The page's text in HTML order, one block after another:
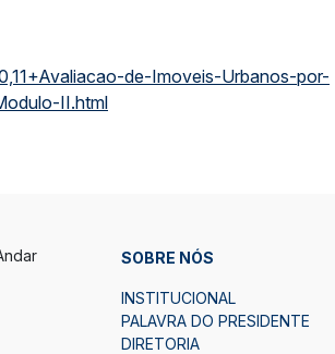
de-Imoveis-Urbanos-por-
II.html
SOBRE NÓS
INSTITUCIONAL
PALAVRA DO PRESIDENTE
DIRETORIA